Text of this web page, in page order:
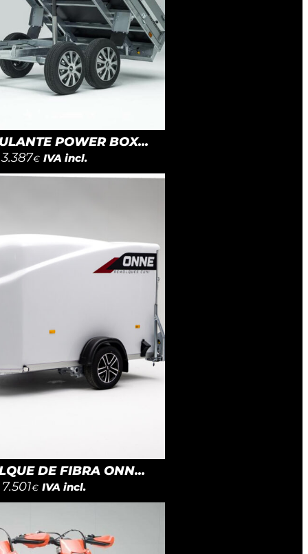
POWER BOX...
3.387€ IVA incl.
DE FIBRA ONN...
7.501€ IVA incl.